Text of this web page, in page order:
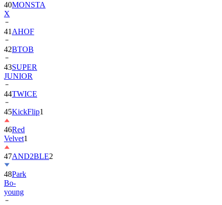
40MONSTA
X
41 AHOF
42BTOB
43SUPER
JUNIOR
44TWICE
45KickFlip1
46Red
Velvet1
47AND2BLE2
48Park
Bo-
young